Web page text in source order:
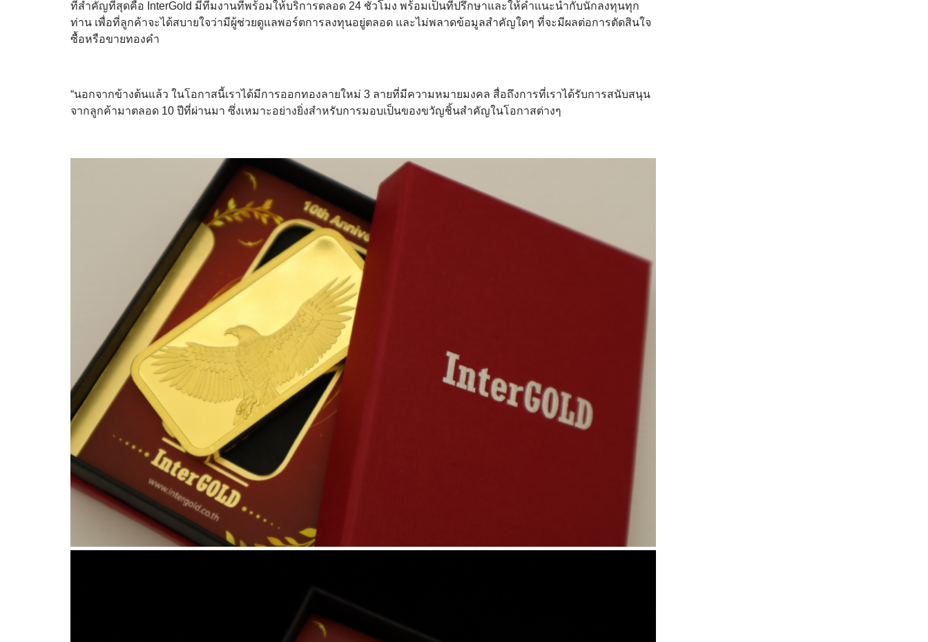
ที่สำคัญที่สุดคือ InterGold มีทีมงานที่พร้อมให้บริการตลอด 24 ชั่วโมง พร้อมเป็นที่ปรึกษาและให้คำแนะนำกับนักลงทุนทุก
ท่าน เพื่อที่ลูกค้าจะได้สบายใจว่ามีผู้ช่วยดูแลพอร์ตการลงทุนอยู่ตลอด และไม่พลาดข้อมูลสำคัญใดๆ ที่จะมีผลต่อการตัดสินใจ
ซื้อหรือขายทองคำ
“นอกจากข้างต้นแล้ว ในโอกาสนี้เราได้มีการออกทองลายใหม่ 3 ลายที่มีความหมายมงคล สื่อถึงการที่เราได้รับการสนับสนุน
จากลูกค้ามาตลอด 10 ปีที่ผ่านมา ซึ่งเหมาะอย่างยิ่งสำหรับการมอบเป็นของขวัญชิ้นสำคัญในโอกาสต่างๆ